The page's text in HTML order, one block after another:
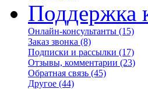
Поддержка
Онлайн-консультанты (15)
Заказ звонка (8)
Подписки и рассылки (17)
Отзывы, комментарии (23)
Обратная связь (45)
Другое (44)